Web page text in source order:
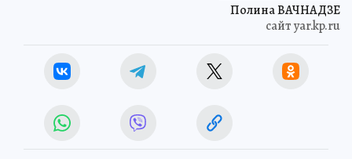
Полина ВАЧНАДЗЕ
сайт yar.kp.ru